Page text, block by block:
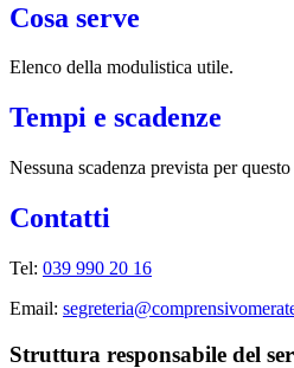
Cosa serve
Elenco della modulistica utile.
Tempi e scadenze
Nessuna scadenza prevista per
Contatti
Tel: 039 990 20 16
Email:
Struttura responsabile del